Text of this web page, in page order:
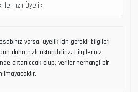
Hızlı Üyelik
varsa, üyelik için gerekli bilgileri
daha hızlı aktarabiliriz. Bilgileriniz
aktarılacak olup, veriler herhangi bir